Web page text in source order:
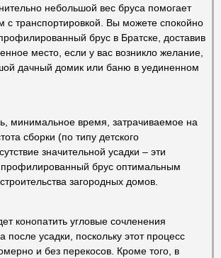
небольшой вес бруса помогает
с транспортировкой. Вы можете спокойно
брус в Братске, доставив
место, если у вас возникло желание,
дачный домик или баню в уединенном
минимальное время, затрачиваемое на
сборки (по типу детского
значительной усадки – эти
брус оптимальным
загородных домов.
конопатить угловые сочленения
после усадки, поскольку этот процесс
и без перекосов. Кроме того, в